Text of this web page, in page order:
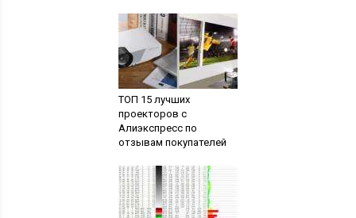
ТОП 15 лучших
проекторов с
Алиэкспресс по
отзывам покупателей